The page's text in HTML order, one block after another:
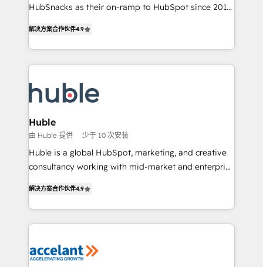
ensure revenue growth on a daily basis. So tell us
team of 100+ experts is ready for you! Driving digital
growth | www.brightdigital.com
HubSnacks as their on-ramp to HubSpot since 2014
1️⃣ Set Up | Onboarding New or Check-fixing existing
HubSpot portals 2️⃣ Scale Up | 100% HubSpot Task
Execution... Global 24/7 ... All Experts 3️⃣ Integrate |
Slash months from your API Integration project... ⬅️
Click "Contact Business" ⬅️ to access 150+ Kickstart
Integration templates that put HubSpot in the center
of your tech stack, syncing... 🛍️ Shopify or
WooCommerce 💲 Stripe or Paypal 💰 Sage or
Netsuite 🤖 Google or Microsoft ✍️ DocuSign or
the rare Advanced "Custom Integrations"
Accreditation, securely sync data across... 🔄 any
new HubSpot portal with Advanced Website and
CRM Migrations using our in-house "HubScrub" Tool.
解决方案合作伙伴4.9
Huble
由 Huble 提供 少于 10 次安装
Huble is a global HubSpot, marketing, and creative
consultancy working with mid-market and enterprise
the strategy, processes, and teams that turn
HubSpot into a genuine growth engine. Named
HubSpot's Global Partner of the Year in 2024,
worldwide, and with over 15 years in the ecosystem,
解决方案合作伙伴4.9